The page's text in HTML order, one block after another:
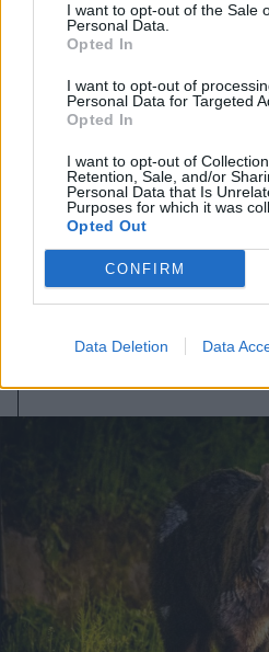
I want to opt-out of the Sale
Personal Data.
Opted In
I want to opt-out of
Personal Data for Targeted
Opted In
I want to opt-out of
Retention, Sale, and/or
Personal Data that Is
Purposes for which it was
Opted Out
CONFIRM
Data Deletion Data
2026. augusztus 04., kedd
Újabb éjszakai
Székelyudvarhelyen